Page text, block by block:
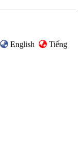
English
Tiếng